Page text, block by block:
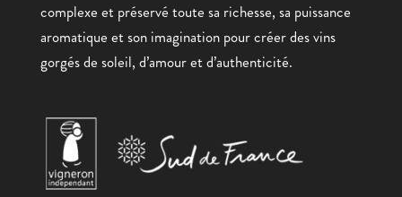
complexe et préservé toute sa richesse, sa puissance
aromatique et son imagination pour créer des vins
gorgés de soleil, d’amour et d’authenticité.